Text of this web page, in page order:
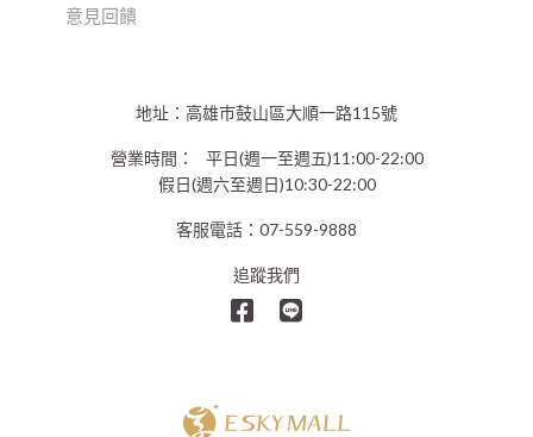
地址：高雄巿鼓山區大順一路115號
營業時間：
平日(週一至週五)11:00-22:00
假日(週六至週日)10:30-22:00
客服電話：07-559-9888
追蹤我們
意見回饋